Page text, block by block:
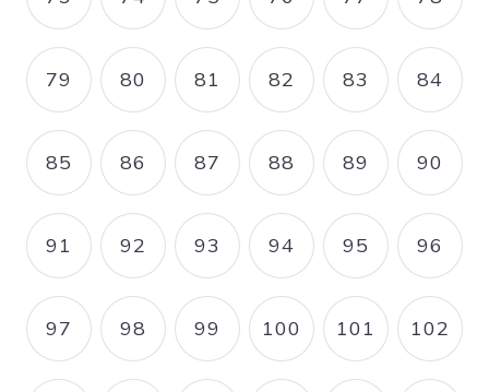
PAGE PAGE PAGE PAGE PAGE PAGE
PAGE
79 PAGE
80 PAGE
81 PAGE
82 PAGE
83 PAGE
84
PAGE
85 PAGE
86 PAGE
87 PAGE
88 PAGE
89 PAGE
90
PAGE
91 PAGE
92 PAGE
93 PAGE
94 PAGE
95 PAGE
96
PAGE
97 PAGE
98 PAGE
99 PAGE
100 PAGE
101 PAGE
102